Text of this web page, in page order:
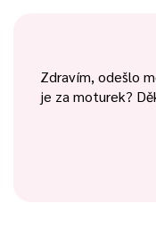
Zdravím, odešlo
je za moturek?